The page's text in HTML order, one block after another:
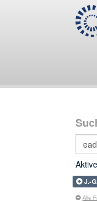
J.-
Alle